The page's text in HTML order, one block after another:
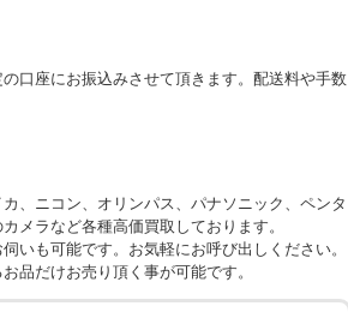
口座にお振込みさせて頂きます。配送料や手数
、ニコン、オリンパス、パナソニック、ペンタ
メラなど各種高価買取しております。
いも可能です。お気軽にお呼び出しください。
品だけお売り頂く事が可能です。